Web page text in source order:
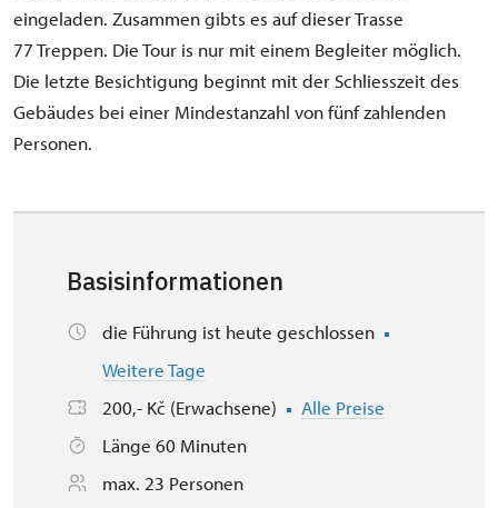
eingeladen. Zusammen gibts es auf dieser Trasse
77 Treppen. Die Tour is nur mit einem Begleiter möglich.
Die letzte Besichtigung beginnt mit der Schliesszeit des
Gebäudes bei einer Mindestanzahl von fünf zahlenden
Personen.
Basisinformationen
die Führung ist heute geschlossen
Weitere Tage
200,- Kč (Erwachsene)
Alle Preise
Länge 60 Minuten
max. 23 Personen